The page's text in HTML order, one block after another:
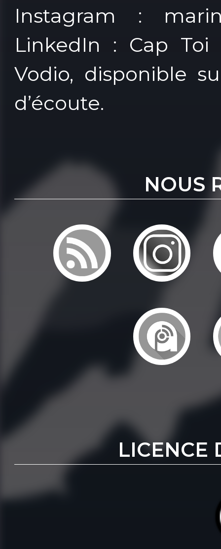
Instagram :
LinkedIn : Cap
Vodio, disponible
d’écoute.
NOUS
LICENCE